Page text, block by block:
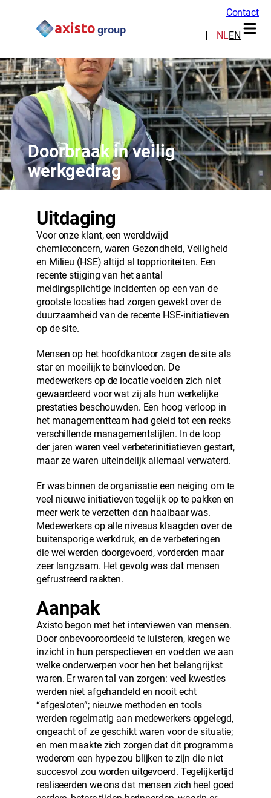
Contact
NLEN
Doorbraak in veilig
werkgedrag
Uitdaging
Voor onze klant, een wereldwijd
chemieconcern, waren Gezondheid, Veiligheid
en Milieu (HSE) altijd al topprioriteiten. Een
recente stijging van het aantal
meldingsplichtige incidenten op een van de
grootste locaties had zorgen gewekt over de
duurzaamheid van de recente HSE-initiatieven
op de site.
Mensen op het hoofdkantoor zagen de site als
star en moeilijk te beïnvloeden. De
medewerkers op de locatie voelden zich niet
gewaardeerd voor wat zij als hun werkelijke
prestaties beschouwden. Een hoog verloop in
het managementteam had geleid tot een reeks
verschillende managementstijlen. In de loop
der jaren waren veel verbeterinitiatieven gestart,
maar ze waren uiteindelijk allemaal verwaterd.
Er was binnen de organisatie een neiging om te
veel nieuwe initiatieven tegelijk op te pakken en
meer werk te verzetten dan haalbaar was.
Medewerkers op alle niveaus klaagden over de
buitensporige werkdruk, en de verbeteringen
die wel werden doorgevoerd, vorderden maar
zeer langzaam. Het gevolg was dat mensen
gefrustreerd raakten.
Aanpak
Axisto begon met het interviewen van mensen.
Door onbevooroordeeld te luisteren, kregen we
inzicht in hun perspectieven en voelden we aan
welke onderwerpen voor hen het belangrijkst
waren. Er waren tal van zorgen: veel kwesties
werden niet afgehandeld en nooit echt
“afgesloten”; nieuwe methoden en tools
werden regelmatig aan medewerkers opgelegd,
ongeacht of ze geschikt waren voor de situatie;
en men maakte zich zorgen dat dit programma
wederom een hype zou blijken te zijn die niet
succesvol zou worden uitgevoerd. Tegelijkertijd
realiseerden we ons dat mensen zich heel goed